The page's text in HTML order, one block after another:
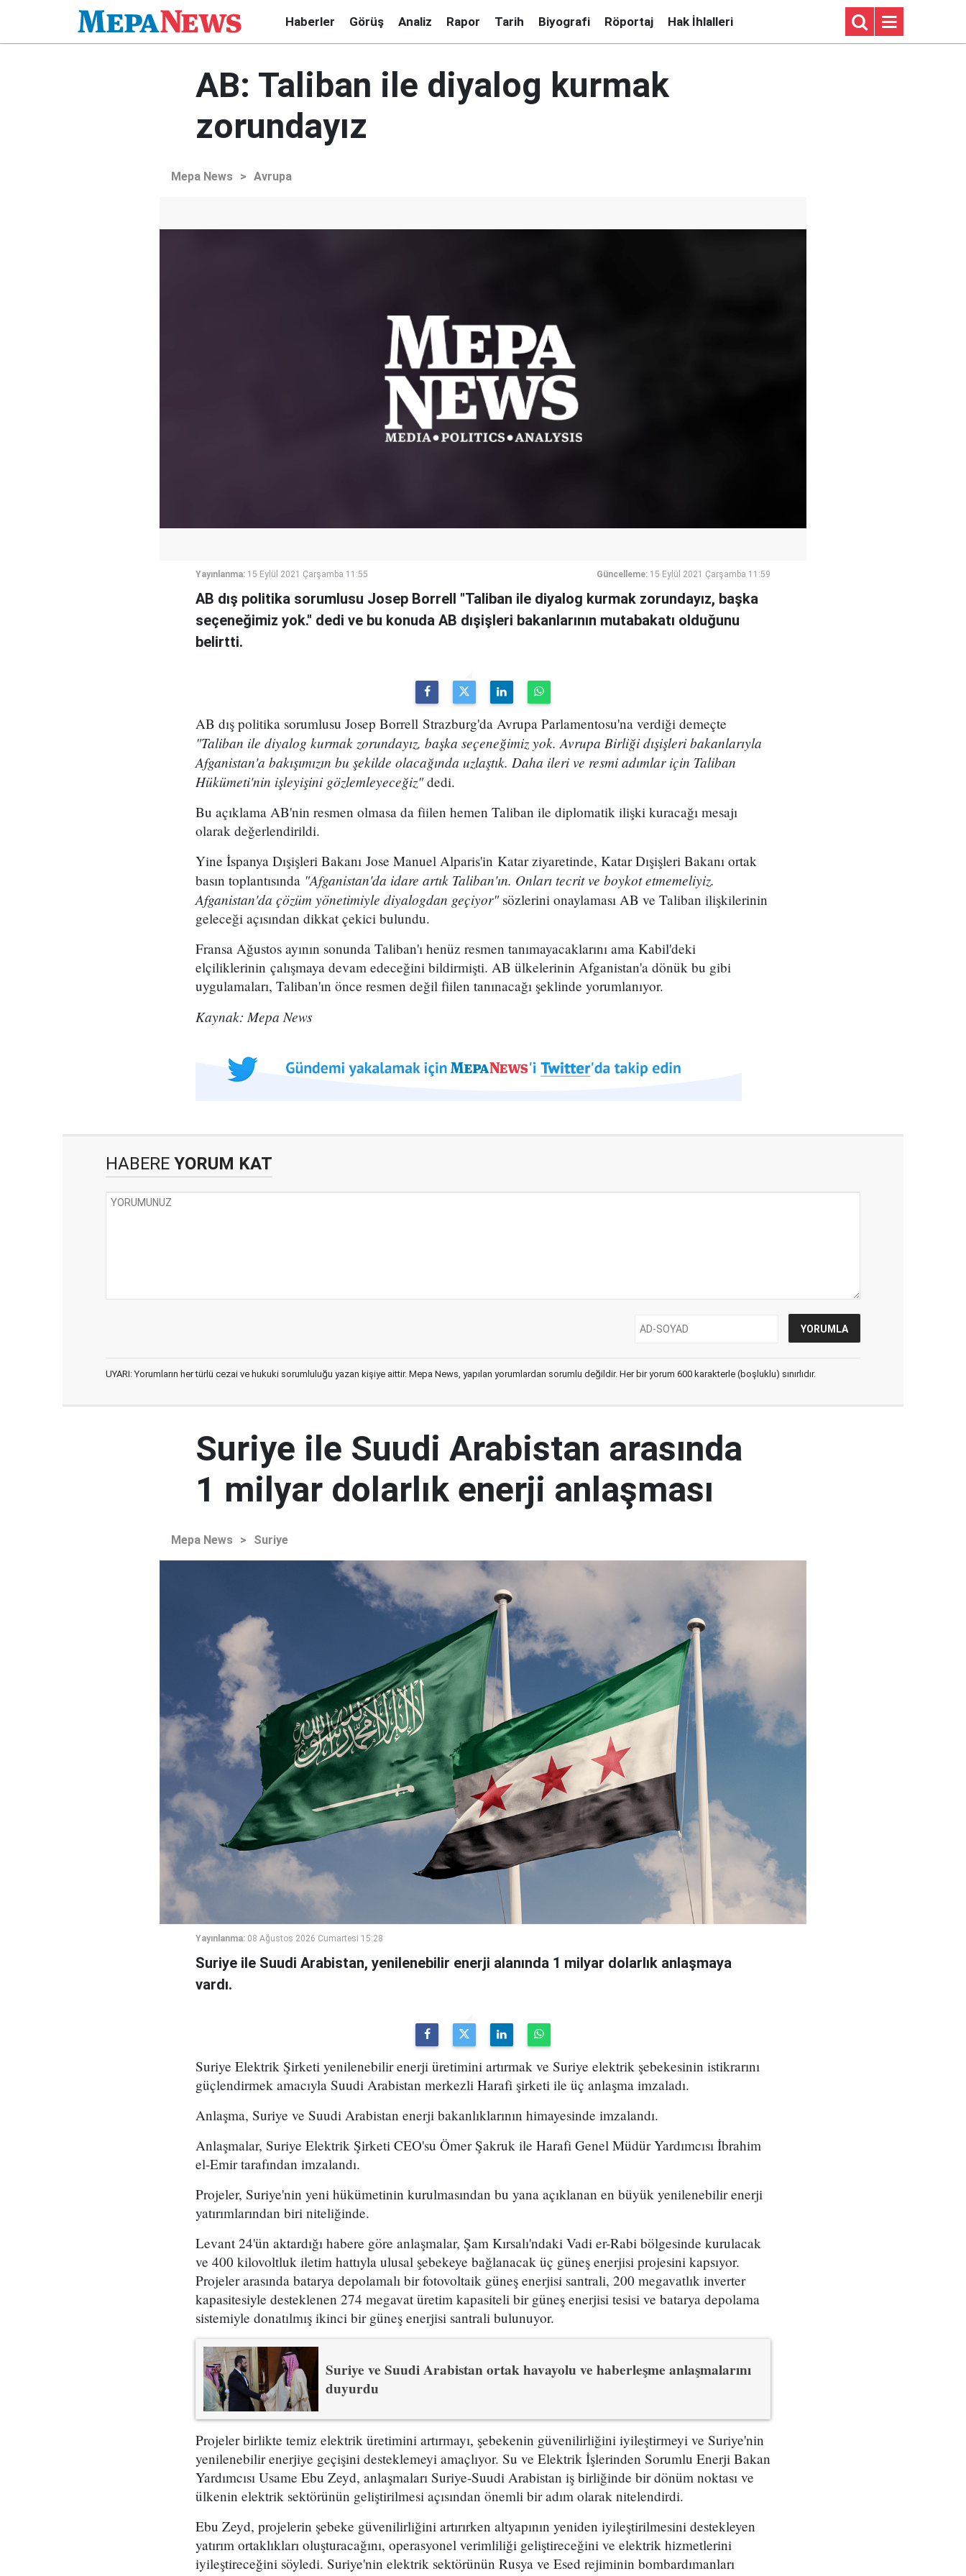
Haberler Görüş Analiz Rapor Tarih Biyografi Röportaj Hak İhlalleri
AB: Taliban ile diyalog kurmak
zorundayız
Mepa News > Avrupa
Yayınlanma: 15 Eylül 2021 Çarşamba 11:55 Güncelleme: 15 Eylül 2021 Çarşamba 11:59
AB dış politika sorumlusu Josep Borrell "Taliban ile diyalog kurmak zorundayız, başka
seçeneğimiz yok." dedi ve bu konuda AB dışişleri bakanlarının mutabakatı olduğunu
belirtti.
AB dış politika sorumlusu Josep Borrell Strazburg'da Avrupa Parlamentosu'na verdiği demeçte
"Taliban ile diyalog kurmak zorundayız, başka seçeneğimiz yok. Avrupa Birliği dışişleri bakanlarıyla
Afganistan'a bakışımızın bu şekilde olacağında uzlaştık. Daha ileri ve resmi adımlar için Taliban
Hükümeti'nin işleyişini gözlemleyeceğiz"dedi.
Bu açıklama AB'nin resmen olmasa da fiilen hemen Taliban ile diplomatik ilişki kuracağı mesajı
olarak değerlendirildi.
Yine İspanya Dışişleri Bakanı Jose Manuel Alparis'in Katar ziyaretinde, Katar Dışişleri Bakanı ortak
basın toplantısında "Afganistan'da idare artık Taliban'ın. Onları tecrit ve boykot etmemeliyiz.
Afganistan'da çözüm yönetimiyle diyalogdan geçiyor"sözlerini onaylaması AB ve Taliban ilişkilerinin
geleceği açısından dikkat çekici bulundu.
Fransa Ağustos ayının sonunda Taliban'ı henüz resmen tanımayacaklarını ama Kabil'deki
elçiliklerinin çalışmaya devam edeceğini bildirmişti. AB ülkelerinin Afganistan'a dönük bu gibi
uygulamaları, Taliban'ın önce resmen değil fiilen tanınacağı şeklinde yorumlanıyor.
Kaynak: Mepa News
HABERE YORUM KAT
UYARI: Yorumların her türlü cezai ve hukuki sorumluluğu yazan kişiye aittir. Mepa News, yapılan yorumlardan sorumlu değildir. Her bir yorum 600 karakterle (boşluklu) sınırlıdır.
Suriye ile Suudi Arabistan arasında
1 milyar dolarlık enerji anlaşması
Mepa News > Suriye
Yayınlanma: 08 Ağustos 2026 Cumartesi 15:28
Suriye ile Suudi Arabistan, yenilenebilir enerji alanında 1 milyar dolarlık anlaşmaya
vardı.
Suriye Elektrik Şirketi yenilenebilir enerji üretimini artırmak ve Suriye elektrik şebekesinin istikrarını
güçlendirmek amacıyla Suudi Arabistan merkezli Harafi şirketi ile üç anlaşma imzaladı.
Anlaşma, Suriye ve Suudi Arabistan enerji bakanlıklarının himayesinde imzalandı.
Anlaşmalar, Suriye Elektrik Şirketi CEO'su Ömer Şakruk ile Harafi Genel Müdür Yardımcısı İbrahim
el-Emir tarafından imzalandı.
Projeler, Suriye'nin yeni hükümetinin kurulmasından bu yana açıklanan en büyük yenilenebilir enerji
yatırımlarından biri niteliğinde.
Levant 24'ün aktardığı habere göre anlaşmalar, Şam Kırsalı'ndaki Vadi er-Rabi bölgesinde kurulacak
ve 400 kilovoltluk iletim hattıyla ulusal şebekeye bağlanacak üç güneş enerjisi projesini kapsıyor.
Projeler arasında batarya depolamalı bir fotovoltaik güneş enerjisi santrali, 200 megavatlık inverter
kapasitesiyle desteklenen 274 megavat üretim kapasiteli bir güneş enerjisi tesisi ve batarya depolama
sistemiyle donatılmış ikinci bir güneş enerjisi santrali bulunuyor.
Suriye ve Suudi Arabistan ortak havayolu ve haberleşme anlaşmalarını
duyurdu
Projeler birlikte temiz elektrik üretimini artırmayı, şebekenin güvenilirliğini iyileştirmeyi ve Suriye'nin
yenilenebilir enerjiye geçişini desteklemeyi amaçlıyor. Su ve Elektrik İşlerinden Sorumlu Enerji Bakan
Yardımcısı Usame Ebu Zeyd, anlaşmaları Suriye-Suudi Arabistan iş birliğinde bir dönüm noktası ve
ülkenin elektrik sektörünün geliştirilmesi açısından önemli bir adım olarak nitelendirdi.
Ebu Zeyd, projelerin şebeke güvenilirliğini artırırken altyapının yeniden iyileştirilmesini destekleyen
yatırım ortaklıkları oluşturacağını, operasyonel verimliliği geliştireceğini ve elektrik hizmetlerini
iyileştireceğini söyledi. Suriye'nin elektrik sektörünün Rusya ve Esed rejiminin bombardımanları